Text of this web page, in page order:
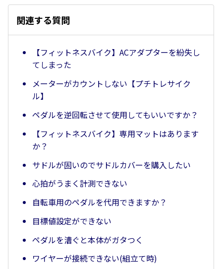
関連する質問
【フィットネスバイク】ACアダプターを紛失し
てしまった
メーターがカウントしない【プチトレサイク
ル】
ペダルを逆回転させて使用してもいいですか？
【フィットネスバイク】専用マットはあります
か？
サドルが固いのでサドルカバーを購入したい
心拍がうまく計測できない
自転車用のペダルを代用できますか？
目標値設定ができない
ペダルを漕ぐと本体がガタつく
ワイヤーが接続できない(組立て時)